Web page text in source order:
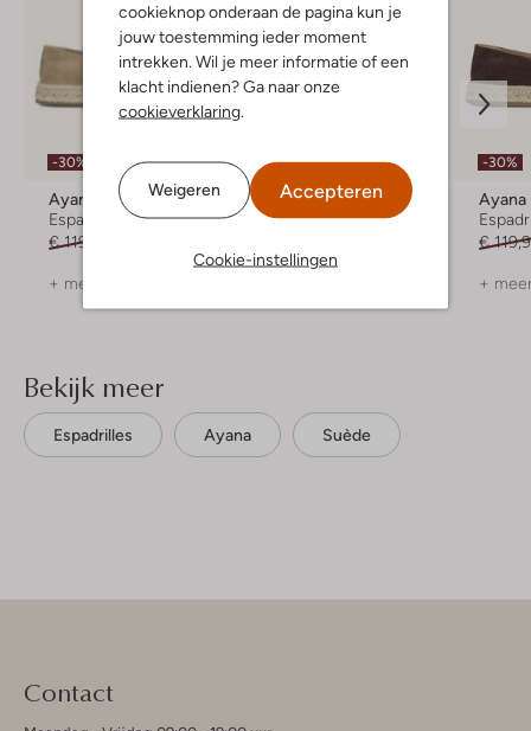
cookieknop onderaan de pagina kun je
jouw toestemming ieder moment
intrekken. Wil je meer informatie of een
klacht indienen? Ga naar onze
cookieverklaring
Weigeren Accepteren
Cookie-instellingen
-30%
Ayana
Espadrilles
€ 119,99
+ meer kleuren
-50%
Fred De La Bretoniere
Espadrilles
-30%
Ayana
€
+
Bekijk meer
Espadrilles Ayana Suède
Contact